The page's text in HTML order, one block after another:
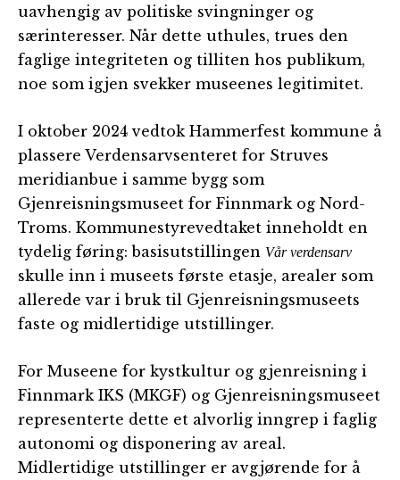
uavhengig av politiske svingninger og
særinteresser. Når dette uthules, trues den
faglige integriteten og tilliten hos publikum,
noe som igjen svekker museenes legitimitet.
I oktober 2024 vedtok Hammerfest kommune å
plassere Verdensarvsenteret for Struves
meridianbue i samme bygg som
Gjenreisningsmuseet for Finnmark og Nord-
Troms. Kommunestyrevedtaket inneholdt en
tydelig føring: basisutstillingen Vår verdensarv
skulle inn i museets første etasje, arealer som
allerede var i bruk til Gjenreisningsmuseets
faste og midlertidige utstillinger.
For Museene for kystkultur og gjenreisning i
Finnmark IKS (MKGF) og Gjenreisningsmuseet
representerte dette et alvorlig inngrep i faglig
autonomi og disponering av areal.
Midlertidige utstillinger er avgjørende for å